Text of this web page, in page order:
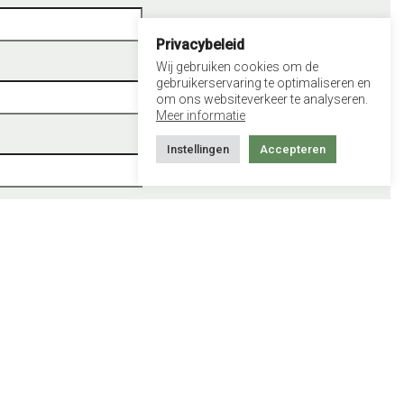
Privacybeleid
Wij gebruiken cookies om de
gebruikerservaring te optimaliseren en
om ons websiteverkeer te analyseren.
Meer informatie
Instellingen Accepteren